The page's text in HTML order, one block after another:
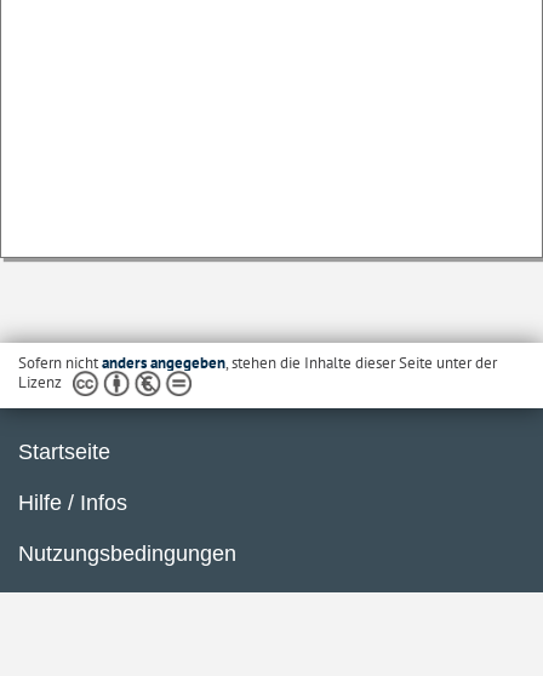
Sofern nichtanders angegeben, stehen die Inhalte dieser Seite unter der
Lizenz
Startseite
Hilfe / Infos
Nutzungsbedingungen